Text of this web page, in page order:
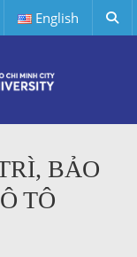
English
BẢO
TÔ